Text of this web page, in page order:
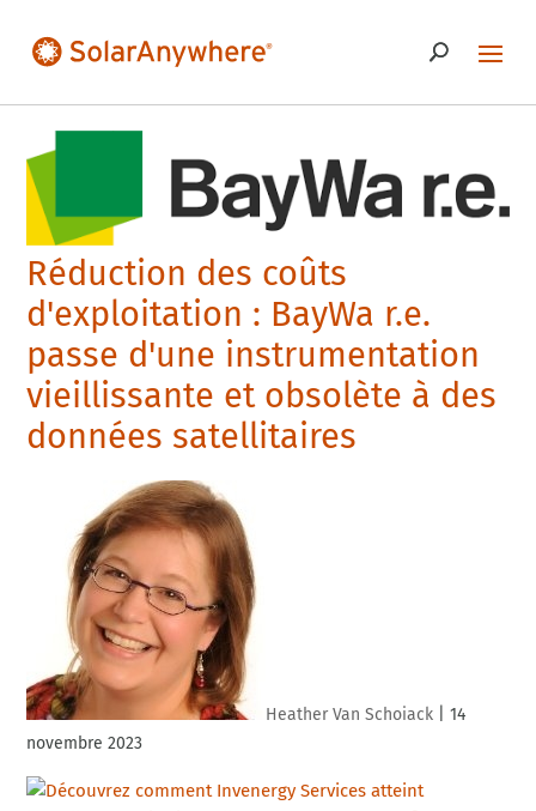
Réduction des coûts
d'exploitation : BayWa r.e.
passe d'une instrumentation
vieillissante et obsolète à des
données satellitaires
Heather Van Schoiack |14
novembre 2023